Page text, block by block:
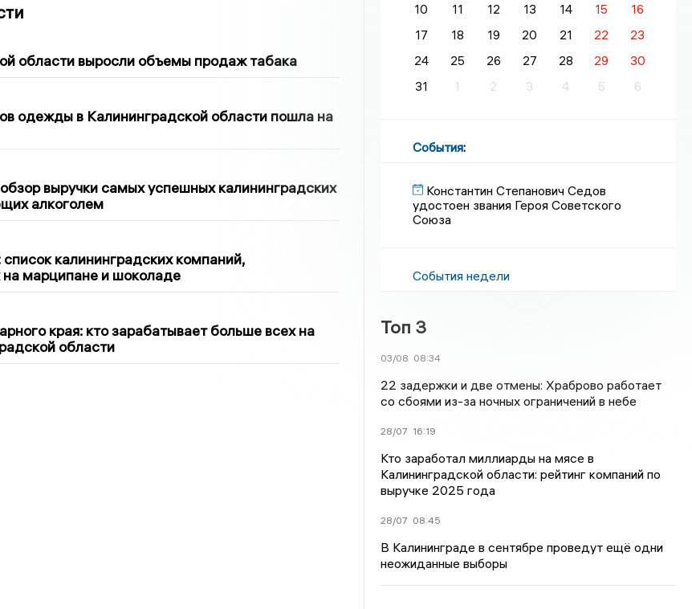
области выросли объемы продаж табака
одежды в Калининградской области пошла на
выручки самых успешных калининградских
алкоголем
калининградских компаний,
марципане и шоколаде
края: кто зарабатывает больше всех на
области
10
11 12 13 14 15
16
17
18 19 20 21 22
23
24
25 26 27 28 29
30
31
1 2 3 4 5 6
События:
Константин Степанович Седов
удостоен звания Героя Советского
Союза
События недели
Топ 3
03/08 08:34
22 задержки и две отмены: Храброво работает
со сбоями из-за ночных ограничений в небе
28/07 16:19
Кто заработал миллиарды на мясе в
Калининградской области: рейтинг компаний по
выручке 2025 года
28/07 08:45
В Калининграде в сентябре проведут ещё одни
неожиданные выборы